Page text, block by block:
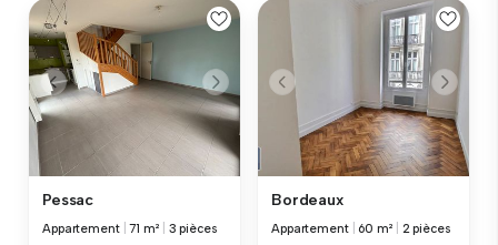
Pessac
Appartement |71 m² 3 pièces
Bordeaux
Appartement 60 m² 2 pièces